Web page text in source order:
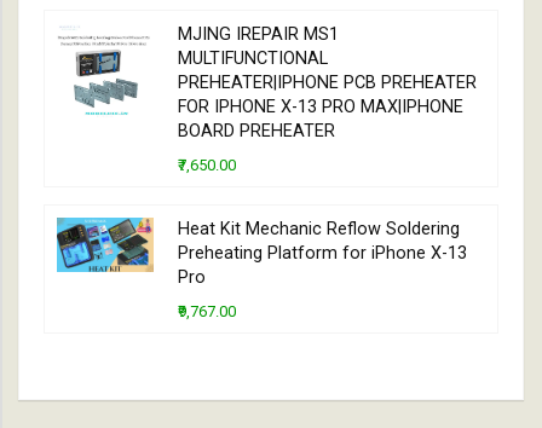
MJING IREPAIR MS1
MULTIFUNCTIONAL
PREHEATER|IPHONE PCB PREHEATER
FOR IPHONE X-13 PRO MAX|IPHONE
BOARD PREHEATER
₹7,650.00
Heat Kit Mechanic Reflow Soldering
Preheating Platform for iPhone X-13
Pro
₹9,767.00